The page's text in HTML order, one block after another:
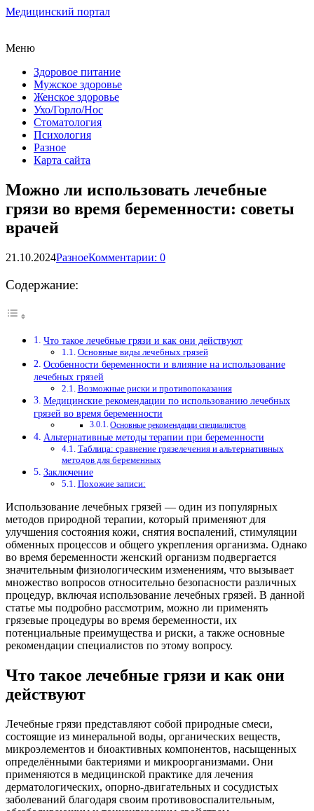
Медицинский портал
Меню
Здоровое питание
Мужское здоровье
Женское здоровье
Ухо/Горло/Нос
Стоматология
Психология
Разное
Карта сайта
Можно ли использовать лечебные
грязи во время беременности: советы
врачей
21.10.2024РазноеКомментарии: 0
Содержание:
Что такое лечебные грязи и как они действуют
Основные виды лечебных грязей
Особенности беременности и влияние на использование
лечебных грязей
Возможные риски и противопоказания
Медицинские рекомендации по использованию лечебных
грязей во время беременности
Основные рекомендации специалистов
Альтернативные методы терапии при беременности
Таблица: сравнение грязелечения и альтернативных
методов для беременных
Заключение
Похожие записи:
Использование лечебных грязей — один из популярных
методов природной терапии, который применяют для
улучшения состояния кожи, снятия воспалений, стимуляции
обменных процессов и общего укрепления организма. Однако
во время беременности женский организм подвергается
значительным физиологическим изменениям, что вызывает
множество вопросов относительно безопасности различных
процедур, включая использование лечебных грязей. В данной
статье мы подробно рассмотрим, можно ли применять
грязевые процедуры во время беременности, их
потенциальные преимущества и риски, а также основные
рекомендации специалистов по этому вопросу.
Что такое лечебные грязи и как они
действуют
Лечебные грязи представляют собой природные смеси,
состоящие из минеральной воды, органических веществ,
микроэлементов и биоактивных компонентов, насыщенных
определёнными бактериями и микроорганизмами. Они
применяются в медицинской практике для лечения
дерматологических, опорно-двигательных и сосудистых
заболеваний благодаря своим противовоспалительным,